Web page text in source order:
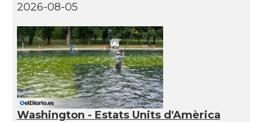
2026-08-05
Washington - Estats Units d'Amèrica